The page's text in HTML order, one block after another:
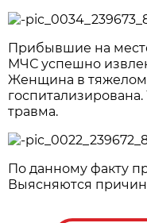
Прибывшие на
МЧС успешно
Женщина в тяжелом
травма.
По данному факту
Выясняются